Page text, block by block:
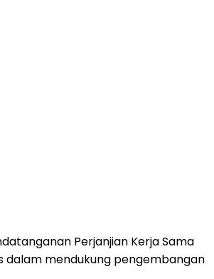
Perjanjian Kerja Sama
dalam mendukung pengembangan